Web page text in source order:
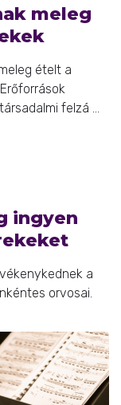
meleg
ételt a
felzá ...
ingyen
a
orvosai.